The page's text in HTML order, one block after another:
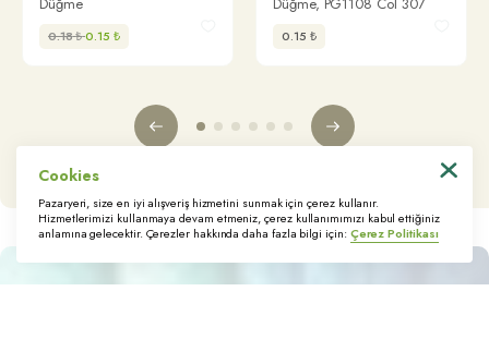
0.18₺0.15 ₺ 0.15 ₺
Tedarikçi Portalı
Cookies
Pazaryeri, size en iyi alışveriş hizmetini sunmak için çerez kullanır.
Hizmetlerimizi kullanmaya devam etmeniz, çerez kullanımımızı kabul ettiğiniz
anlamına gelecektir. Çerezler hakkında daha fazla bilgi için: Çerez Politikası